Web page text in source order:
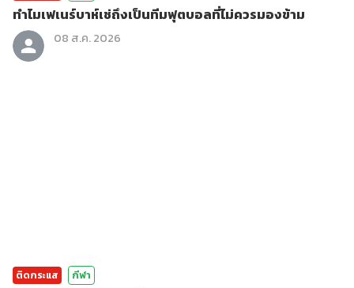
ทำไมเฟเนร์บาห์เช่ถึงเป็นทีมฟุตบอลที่ไม่ควรมองข้าม
08 ส.ค. 2026
ติดกระแส กีฬา